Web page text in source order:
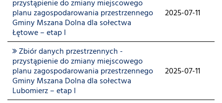
przystąpienie do zmiany miejscowego
planu zagospodarowania przestrzennego
Gminy Mszana Dolna dla sołectwa
Łętowe – etap I
2025-07-11
Zbiór danych przestrzennych -
przystąpienie do zmiany miejscowego
planu zagospodarowania przestrzennego
Gminy Mszana Dolna dla sołectwa
Lubomierz – etap I
2025-07-11